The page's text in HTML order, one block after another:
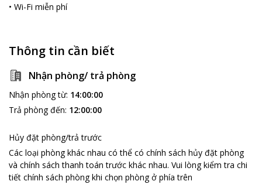
• Wi-Fi miễn phí
Thông tin cần biết
Nhận phòng/ trả phòng
Nhận phòng từ: 14:00:00
Trả phòng đến: 12:00:00
Hủy đặt phòng/trả trước
Các loại phòng khác nhau có thể có chính sách hủy đặt phòng
và chính sách thanh toán trước khác nhau. Vui lòng kiểm tra chi
tiết chính sách phòng khi chọn phòng ở phía trên